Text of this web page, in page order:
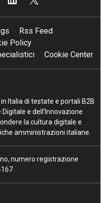
Rss Feed
Policy
Cookie Center
Italia di testate e portali B2B
e dell’Innovazione
la cultura digitale e
amministrazioni italiane.
numero registrazione